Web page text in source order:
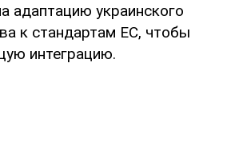
адаптацию украинского
к стандартам ЕС, чтобы
интеграцию.